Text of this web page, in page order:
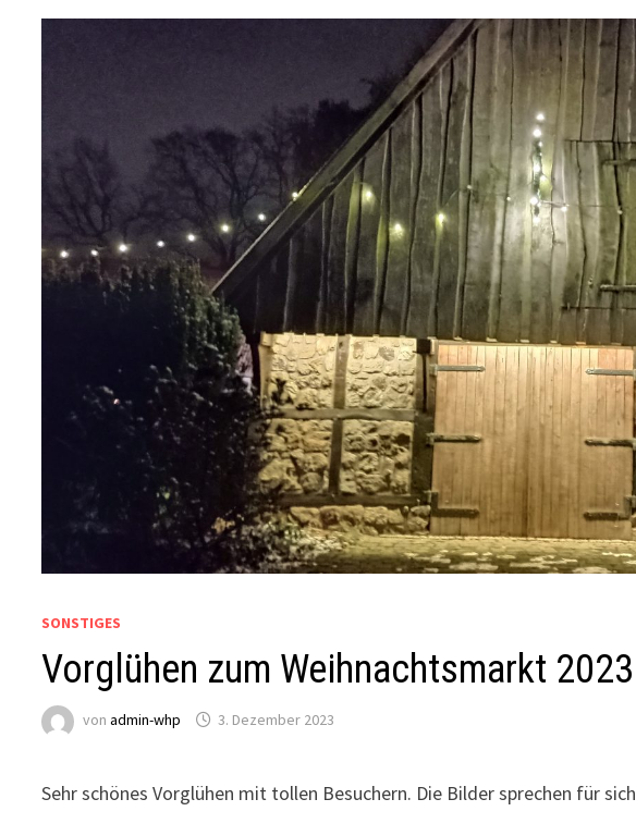
SONSTIGES
Vorglühen zum Weihnachtsmarkt 2023
vonadmin-whp 3. Dezember 2023
Sehr schönes Vorglühen mit tollen Besuchern. Die Bilder sprechen für sich